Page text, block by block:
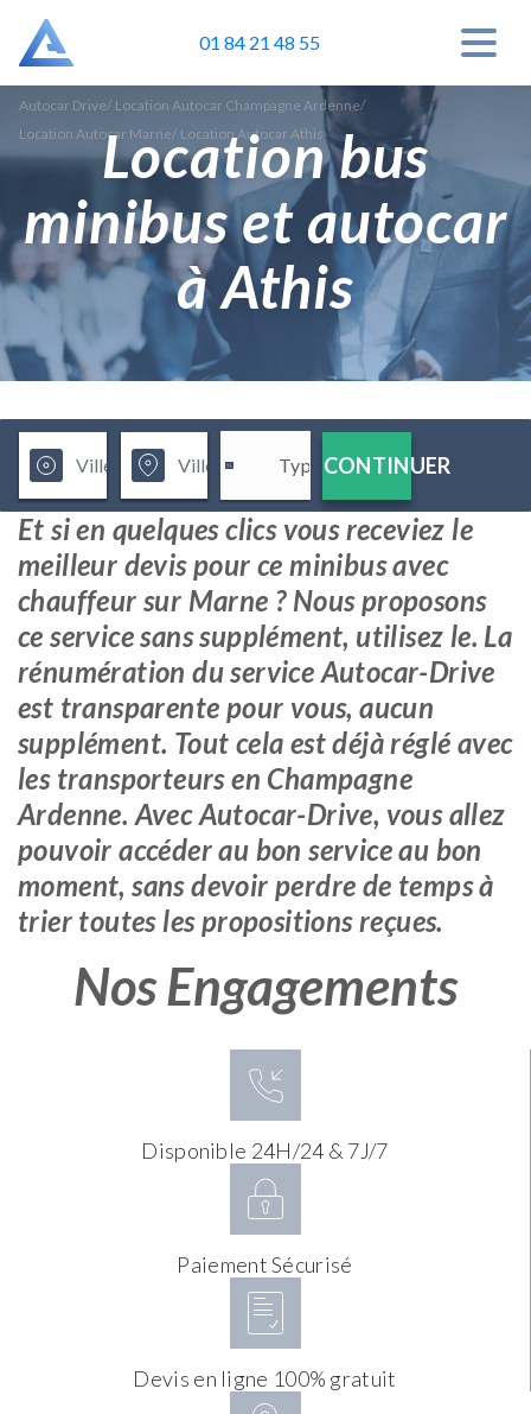
01 84 21 48 55
Autocar Drive/ Location Autocar Champagne Ardenne/
Location Autocar Marne/ Location Autocar Athis
Location bus
minibus et autocar
à Athis
CONTINUER
Et si en quelques clics vous receviez le
meilleur devis pour ce minibus avec
chauffeur sur Marne ? Nous proposons
ce service sans supplément, utilisez le. La
rénumération du service Autocar-Drive
est transparente pour vous, aucun
supplément. Tout cela est déjà réglé avec
les transporteurs en Champagne
Ardenne. Avec Autocar-Drive, vous allez
pouvoir accéder au bon service au bon
moment, sans devoir perdre de temps à
trier toutes les propositions reçues.
Nos Engagements
Disponible 24H/24 & 7J/7
Paiement Sécurisé
Devis en ligne 100% gratuit